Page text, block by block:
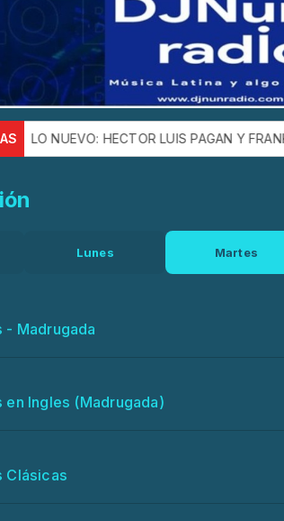
HECTOR LUIS PAGAN Y FRANKIE
Lunes Martes
- Madrugada
en Ingles (Madrugada)
Clásicas